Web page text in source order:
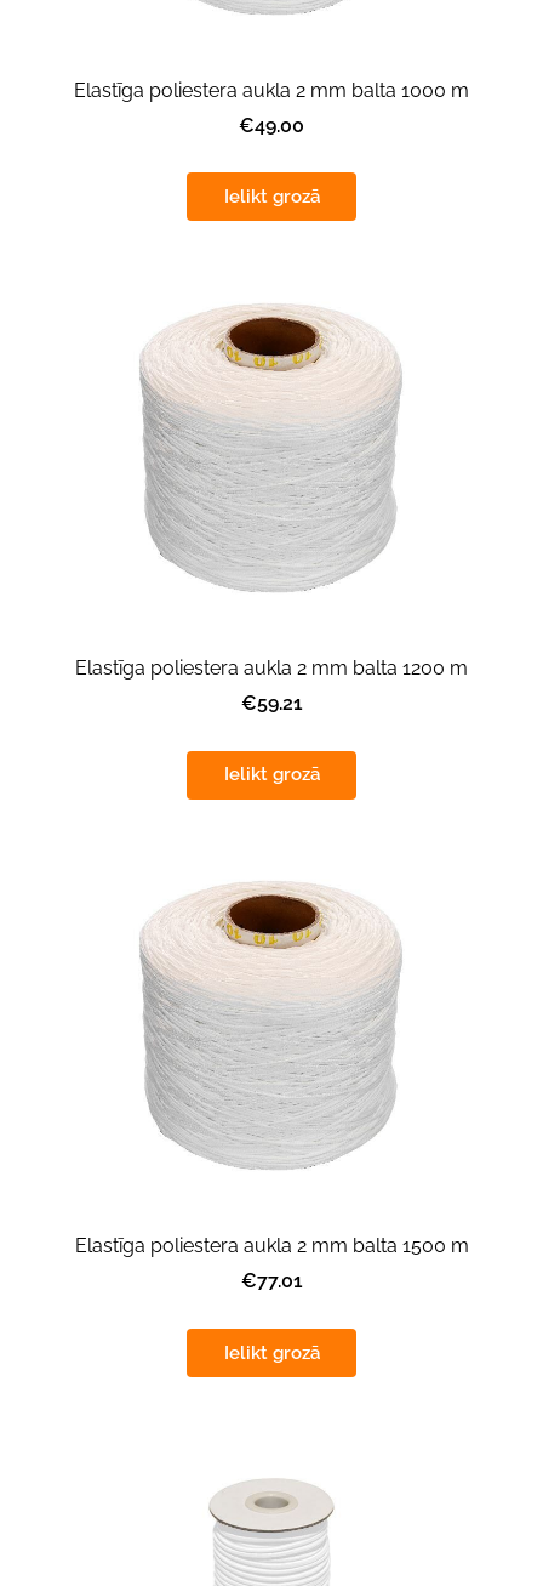
Elastīga poliestera aukla 2 mm balta 1000 m
€49.00
Ielikt grozā
Elastīga poliestera aukla 2 mm balta 1200 m
€59.21
Ielikt grozā
Elastīga poliestera aukla 2 mm balta 1500 m
€77.01
Ielikt grozā